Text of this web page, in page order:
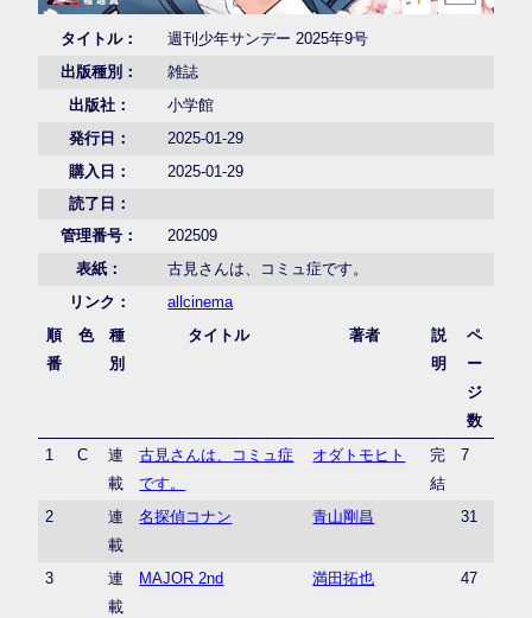
タイトル：
週刊少年サンデー 2025年9号
出版種別：
雑誌
出版社：
小学館
発行日：
2025-01-29
購入日：
2025-01-29
読了日：
管理番号：
202509
表紙：
古見さんは、コミュ症です。
リンク：
allcinema
順
番
色
種
別
タイトル 著者
説
明
ペ
ー
ジ
数
1
C
連
載
古見さんは、コミュ症
です。
オダトモヒト
完
結
7
2
連
載
名探偵コナン 青山剛昌 31
3
連
載
MAJOR 2nd 満田拓也 47